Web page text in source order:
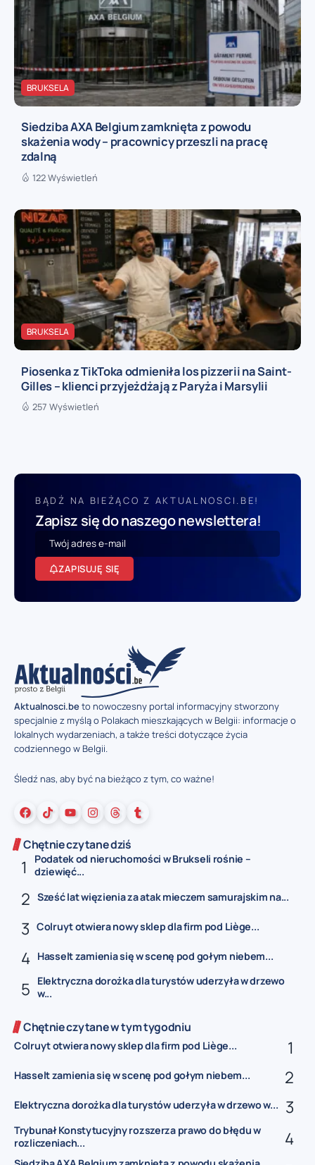
BRUKSELA
Siedziba AXA Belgium zamknięta z powodu
skażenia wody – pracownicy przeszli na pracę
zdalną
122 Wyświetleń
BRUKSELA
Piosenka z TikToka odmieniła los pizzerii na Saint-
Gilles – klienci przyjeżdżają z Paryża i Marsylii
257 Wyświetleń
BĄDŹ NA BIEŻĄCO Z AKTUALNOSCI.BE!
Zapisz się do naszego newslettera!
ZAPISUJĘ SIĘ
Aktualnosci.beto nowoczesny portal informacyjny stworzony
specjalnie z myślą o Polakach mieszkających w Belgii: informacje o
lokalnych wydarzeniach, a także treści dotyczące życia
codziennego w Belgii.
Śledź nas, aby być na bieżąco z tym, co ważne!
Chętnie czytane dziś
Podatek od nieruchomości w Brukseli rośnie –
dziewięć...
Sześć lat więzienia za atak mieczem samurajskim na...
Colruyt otwiera nowy sklep dla firm pod Liège...
Hasselt zamienia się w scenę pod gołym niebem...
Elektryczna dorożka dla turystów uderzyła w drzewo
w...
Chętnie czytane w tym tygodniu
Colruyt otwiera nowy sklep dla firm pod Liège...
Hasselt zamienia się w scenę pod gołym niebem...
Elektryczna dorożka dla turystów uderzyła w drzewo w...
Trybunał Konstytucyjny rozszerza prawo do błędu w
rozliczeniach...